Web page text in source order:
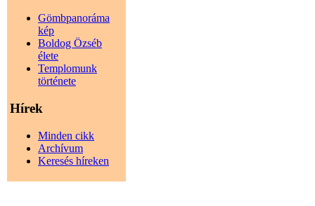
Gömbpanoráma
kép
Boldog Özséb
élete
Templomunk
története
Hírek
Minden cikk
Archívum
Keresés híreken